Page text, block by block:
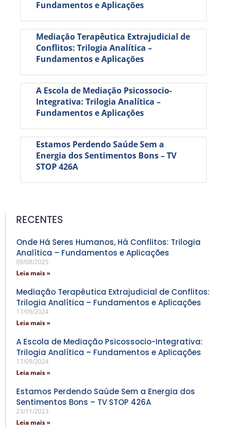
Fundamentos e Aplicações
Mediação Terapêutica Extrajudicial de
Conflitos: Trilogia Analítica –
Fundamentos e Aplicações
A Escola de Mediação Psicossocio-
Integrativa: Trilogia Analítica –
Fundamentos e Aplicações
Estamos Perdendo Saúde Sem a
Energia dos Sentimentos Bons – TV
STOP 426A
RECENTES
Onde Há Seres Humanos, Há Conflitos: Trilogia
Analítica – Fundamentos e Aplicações
09/08/2025
Leia mais »
Mediação Terapêutica Extrajudicial de Conflitos:
Trilogia Analítica – Fundamentos e Aplicações
17/09/2024
Leia mais »
A Escola de Mediação Psicossocio-Integrativa:
Trilogia Analítica – Fundamentos e Aplicações
17/09/2024
Leia mais »
Estamos Perdendo Saúde Sem a Energia dos
Sentimentos Bons – TV STOP 426A
23/11/2023
Leia mais »